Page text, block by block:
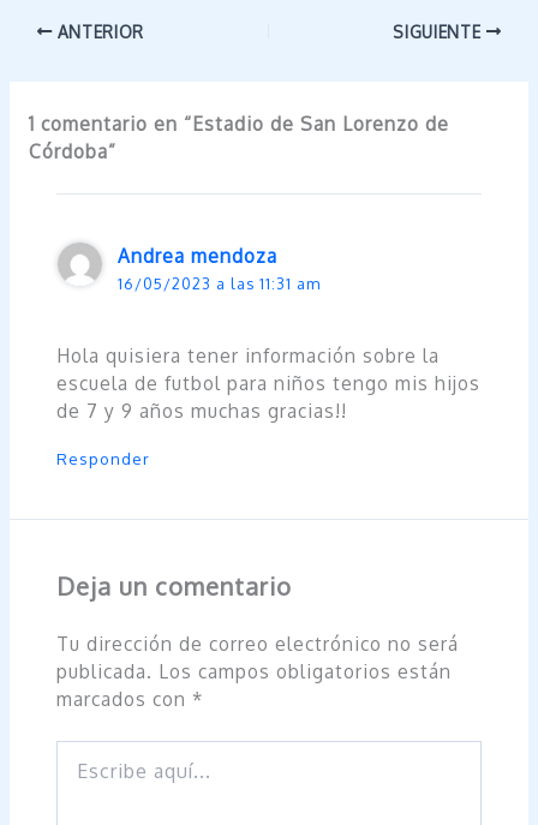
ANTERIOR SIGUIENTE
1 comentario en “Estadio de San Lorenzo de
Córdoba”
Andrea mendoza
16/05/2023 a las 11:31 am
Hola quisiera tener información sobre la
escuela de futbol para niños tengo mis hijos
de 7 y 9 años muchas gracias!!
Responder
Deja un comentario
Tu dirección de correo electrónico no será
publicada. Los campos obligatorios están
marcados con *
aquí...